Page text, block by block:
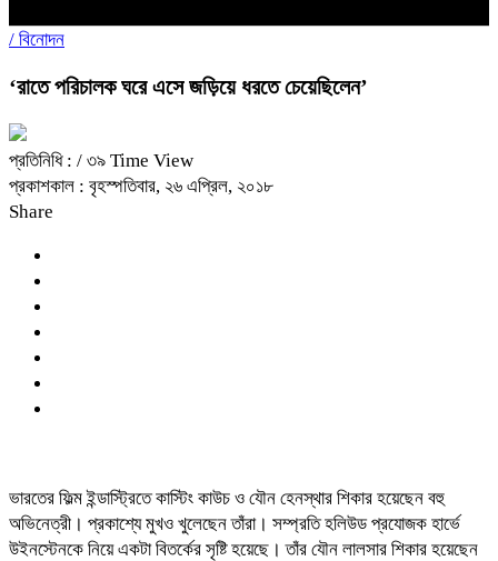
/ বিনোদন
‘রাতে পরিচালক ঘরে এসে জড়িয়ে ধরতে চেয়েছিলেন’
প্রতিনিধি : / ৩৯ Time View
প্রকাশকাল : বৃহস্পতিবার, ২৬ এপ্রিল, ২০১৮
Share
ভারতের ফিল্ম ইন্ডাস্ট্রিতে কাস্টিং কাউচ ও যৌন হেনস্থার শিকার হয়েছেন বহু
অভিনেত্রী। প্রকাশ্যে মুখও খুলেছেন তাঁরা। সম্প্রতি হলিউড প্রযোজক হার্ভে
উইনস্টেনকে নিয়ে একটা বিতর্কের সৃষ্টি হয়েছে। তাঁর যৌন লালসার শিকার হয়েছেন